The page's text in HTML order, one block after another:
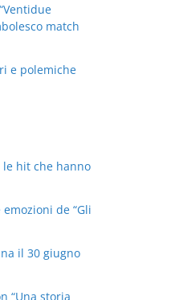
match
e polemiche
le hit che hanno
de “Gli
il 30 giugno
“Una storia